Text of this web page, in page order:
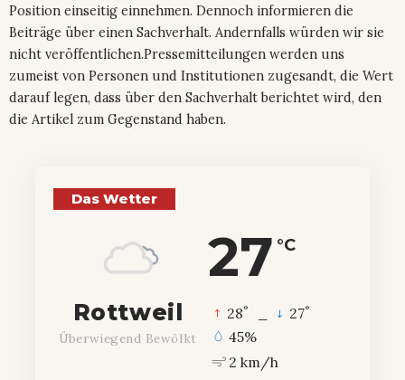
Position einseitig einnehmen. Dennoch informieren die
Beiträge über einen Sachverhalt. Andernfalls würden wir sie
nicht veröffentlichen.Pressemitteilungen werden uns
zumeist von Personen und Institutionen zugesandt, die Wert
darauf legen, dass über den Sachverhalt berichtet wird, den
die Artikel zum Gegenstand haben.
Das Wetter
27 °C
Rottweil
Überwiegend Bewölkt
28° 27°
45%
2 km/h